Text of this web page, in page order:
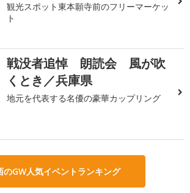
観光スポット東本願寺前のフリーマーケッ
ト
戦没者追悼 朗読会 風が吹
くとき／兵庫県
地元を代表する名優の豪華カップリング
のGW人気イベントランキング